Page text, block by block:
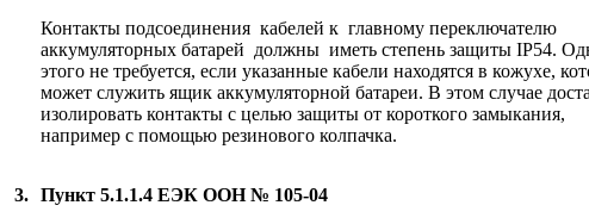
Контакты подсоединения кабелей к главному переключателю
аккумуляторных батарей должны иметь степень защиты IP54.
этого не требуется, если указанные кабели находятся в кожухе,
может служить ящик аккумуляторной батареи. В этом случае
изолировать контакты с целью защиты от короткого замыкания,
например с помощью резинового колпачка.
3. Пункт 5.1.1.4 ЕЭК ООН № 105-04